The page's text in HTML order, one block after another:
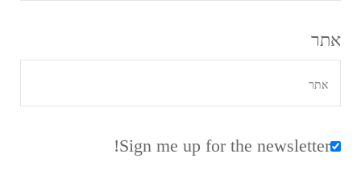
אתר
Sign me up for the newsletter!